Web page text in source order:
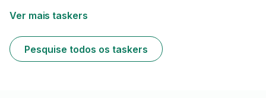
Ver mais taskers
Pesquise todos os taskers